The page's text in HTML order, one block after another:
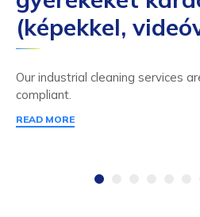
(képekkel,
Our industrial cleaning services
compliant.
READ MORE